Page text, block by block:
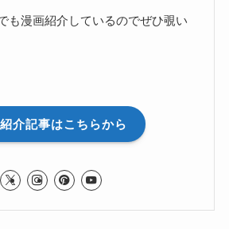
も漫画紹介しているのでぜひ覗い
介記事はこちらから